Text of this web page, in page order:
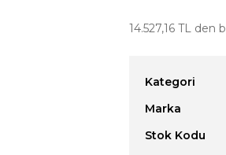
14.527,16 TL den
Kategori
Marka
Stok Kodu